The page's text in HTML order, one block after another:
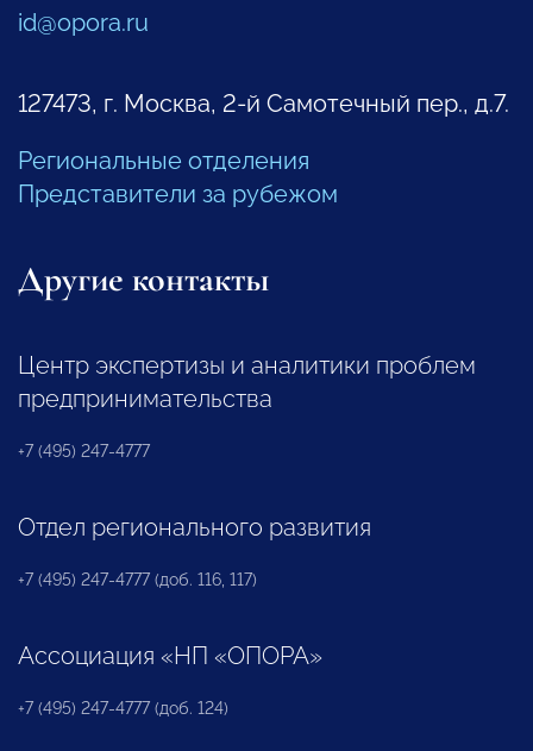
id@opora.ru
127473, г. Москва, 2-й Самотечный пер., д.7.
Региональные отделения
Представители за рубежом
Другие контакты
Центр экспертизы и аналитики проблем
предпринимательства
+7 (495) 247-4777
Отдел регионального развития
+7 (495) 247-4777 (доб. 116, 117)
Ассоциация «НП «ОПОРА»
+7 (495) 247-4777 (доб. 124)